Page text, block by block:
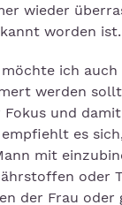
wieder
worden ist.
ich
werden
Fokus und
es
mit
oder
der Frau oder